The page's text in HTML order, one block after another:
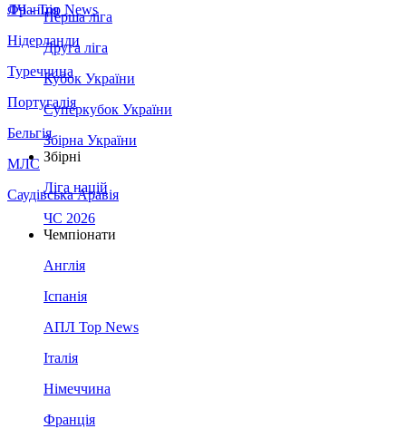
Франція
Нідерланди
Туреччина
Португалія
Бельгія
МЛС
Саудівська Аравія
ЛЧ - Top News
Перша ліга
Друга ліга
Кубок України
Суперкубок України
Збірна України
Збірні
Ліга націй
ЧС 2026
Чемпіонати
Англія
Іспанія
АПЛ Top News
Італія
Німеччина
Франція